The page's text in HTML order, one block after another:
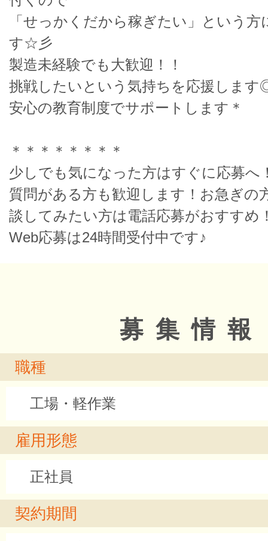
「せっかくだから稼ぎたい」という
す☆彡
製造未経験でも大歓迎！！
挑戦したいという気持ちを応援しま
安心の教育制度でサポートします＊
＊＊＊＊＊＊＊＊
少しでも気になった方はすぐに応募へ
質問がある方も歓迎します！お急ぎの
談してみたい方は電話応募がおすすめ
Web応募は24時間受付中です♪
募集情報
職種
工場・軽作業
雇用形態
正社員
契約期間